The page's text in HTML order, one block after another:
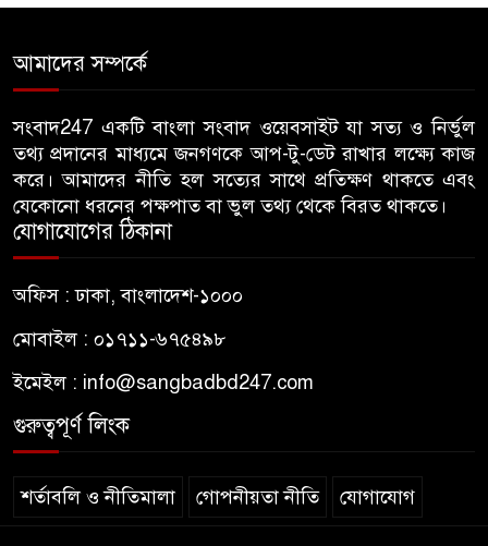
কীভাবে- মির্জা ফখরুল
রিজার্ভ চুরির প্রতিবেদন পেছাল ৯৭
বার
৭
কল-কারখানা স্থাপন করে উপকূলের
প্রধানমন্ত্রী
সরিয়েছে- আবু বাকের মজুমদার
৯
আমাদের সম্পর্কে
সংবাদ247 একটি বাংলা সংবাদ ওয়েবসাইট যা সত্য ও নির্ভুল
তথ্য প্রদানের মাধ্যমে জনগণকে আপ-টু-ডেট রাখার লক্ষ্যে কাজ
করে। আমাদের নীতি হল সত্যের সাথে প্রতিক্ষণ থাকতে এবং
যেকোনো ধরনের পক্ষপাত বা ভুল তথ্য থেকে বিরত থাকতে।
যোগাযোগের ঠিকানা
অফিস : ঢাকা, বাংলাদেশ-১০০০
মোবাইল : ০১৭১১-৬৭৫৪৯৮
ইমেইল : info@sangbadbd247.com
গুরুত্বপূর্ণ লিংক
শর্তাবলি ও নীতিমালা গোপনীয়তা নীতি যোগাযোগ